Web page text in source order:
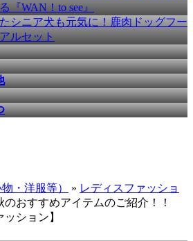
『WAN！to see』
シニア犬も元気に！鹿肉ドッグフー
ルセット
・洋服等） » レディスファッショ
のおすすめアイテムのご紹介！！
ッション】